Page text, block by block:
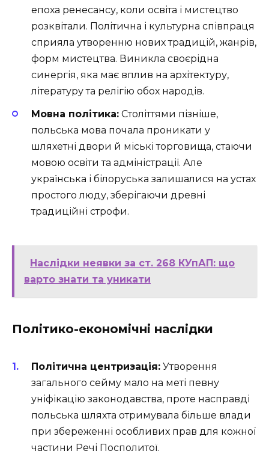
епоха ренесансу, коли освіта і мистецтво
розквітали. Політична і культурна співпраця
сприяла утворенню нових традицій, жанрів,
форм мистецтва. Виникла своєрідна
синергія, яка має вплив на архітектуру,
літературу та релігію обох народів.
Мовна політика: Століттями пізніше,
польська мова почала проникати у
шляхетні двори й міські торговища, стаючи
мовою освіти та адміністрації. Але
українська і білоруська залишалися на устах
простого люду, зберігаючи древні
традиційні строфи.
Наслідки неявки за ст. 268 КУпАП: що
варто знати та уникати
Політико-економічні наслідки
Політична центризація: Утворення
загального сейму мало на меті певну
уніфікацію законодавства, проте насправді
польська шляхта отримувала більше влади
при збереженні особливих прав для кожної
частини Речі Посполитої.